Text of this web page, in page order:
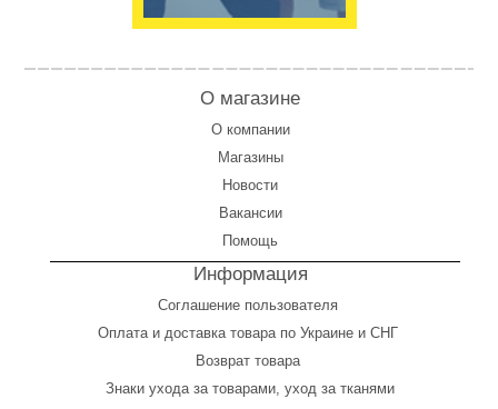
О магазине
О компании
Магазины
Новости
Вакансии
Помощь
Информация
Соглашение пользователя
Оплата и доставка товара по Украине и СНГ
Возврат товара
Знаки ухода за товарами, уход за тканями